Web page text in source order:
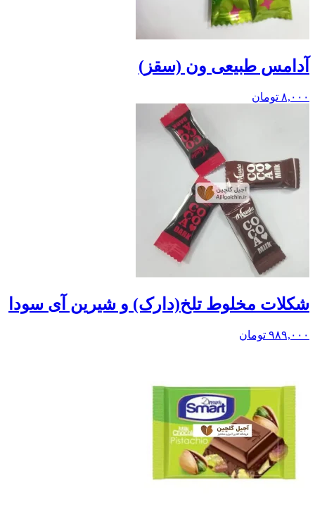
آدامس طبیعی ون (سقز)
۸,۰۰۰ تومان
شکلات مخلوط تلخ(دارک) و شیرین آی سودا
۹۸۹,۰۰۰ تومان